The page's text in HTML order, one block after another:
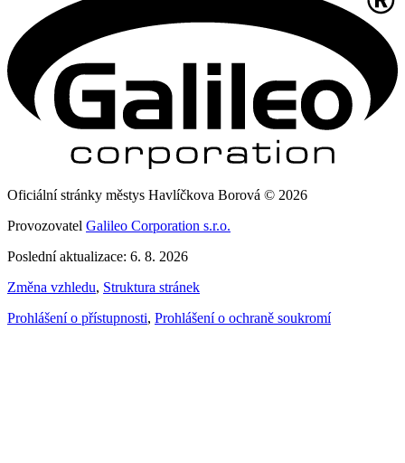
Oficiální stránky městys Havlíčkova Borová © 2026
Provozovatel Galileo Corporation s.r.o.
Poslední aktualizace: 6. 8. 2026
Změna vzhledu, Struktura stránek
Prohlášení o přístupnosti, Prohlášení o ochraně soukromí